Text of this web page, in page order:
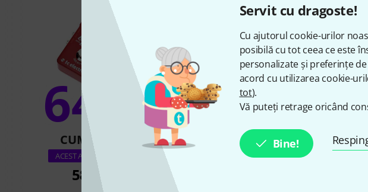
Servit cu dragoste!
Cu ajutorul cookie-urilor
posibilă cu tot ceea ce este
personalizate și preferințe
acord cu utilizarea cookie-
tot).
Vă puteți retrage oricând
Bine!
64%
CUMPĂRAT
ACEST ARTICOL EXACT
585 lei
6%
CUMPĂRAT
Boss RV-6